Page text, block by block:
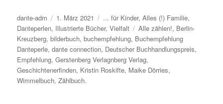
Autor
dante-adm
Veröffentlicht
am
1. März 2021 Kategorien
... für Kinder,Alles (!) Familie,
Danteperlen, Illustrierte Bücher,Vielfalt Schlagwörter
Alle zählen!, Berlin-
Kreuzberg,bilderbuch,buchempfehlung, Buchempfehlung
Danteperle,dante connection, Deutscher Buchhandlungspreis,
Empfehlung,Gerstenberg Verlagnberg Verlag,
Geschichtenerfinden, Kristin Roskifte, Maike Dörries,
Wimmelbuch,Zählbuch.